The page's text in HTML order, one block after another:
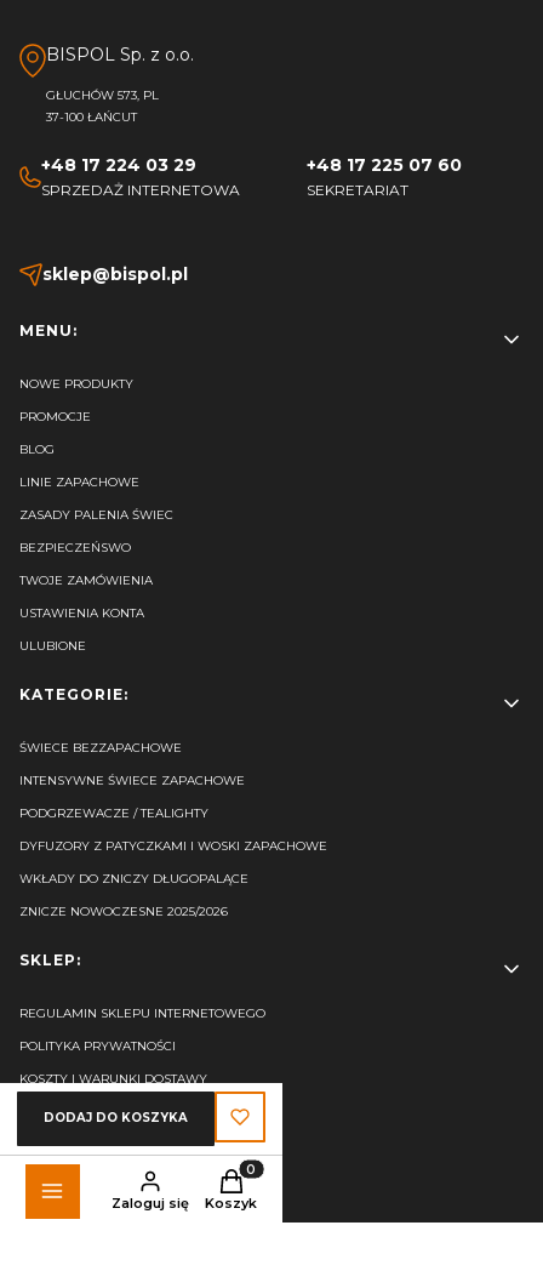
BISPOL Sp. z o.o.
GŁUCHÓW 573, PL
37-100 ŁAŃCUT
+48 17 224 03 29
SPRZEDAŻ INTERNETOWA
+48 17 225 07 60
SEKRETARIAT
sklep@bispol.pl
Linki w stopce
MENU:
NOWE PRODUKTY
PROMOCJE
BLOG
LINIE ZAPACHOWE
ZASADY PALENIA ŚWIEC
BEZPIECZEŃSWO
TWOJE ZAMÓWIENIA
USTAWIENIA KONTA
ULUBIONE
KATEGORIE:
ŚWIECE BEZZAPACHOWE
INTENSYWNE ŚWIECE ZAPACHOWE
PODGRZEWACZE / TEALIGHTY
DYFUZORY Z PATYCZKAMI I WOSKI ZAPACHOWE
WKŁADY DO ZNICZY DŁUGOPALĄCE
ZNICZE NOWOCZESNE 2025/2026
SKLEP:
REGULAMIN SKLEPU INTERNETOWEGO
POLITYKA PRYWATNOŚCI
KOSZTY I WARUNKI DOSTAWY
REKLAMACJE I ZWROTY
ODSTĄP OD UMOWY TUTAJ
NUTY ZAPACHOWE - INFORMACJE
DODAJ DO KOSZYKA
Zaloguj się
Produkty w koszyku: 0. Zobacz
Koszyk